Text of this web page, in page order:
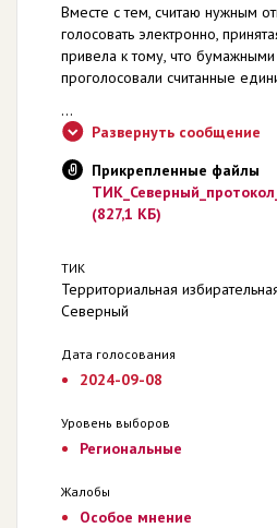
Вместе с тем, считаю нужным
голосовать электронно,
привела к тому, что
проголосовали считанные
...
Развернуть сообщение
Прикрепленные файлы
(827,1 КБ)
ТИК
Территориальная
Северный
Дата голосования
2024-09-08
Уровень выборов
Региональные
Жалобы
Особое мнение